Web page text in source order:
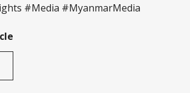
#Media #MyanmarMedia